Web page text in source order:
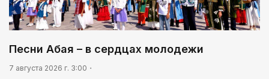
Песни Абая – в сердцах молодежи
7 августа 2026 г. 3:00